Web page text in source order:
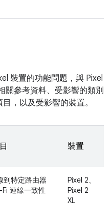
裝置的功能問題，與 Pixel
關參考資料、受影響的類別
，以及受影響的裝置。
裝置
到特定路由器
連線一致性
Pixel 2、
Pixel 2
XL